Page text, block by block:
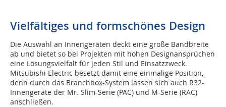
Vielfältiges und formschönes Design
Die Auswahl an Innengeräten deckt eine große Bandbreite
ab und bietet so bei Projekten mit hohen Designansprüchen
eine Lösungsvielfalt für jeden Stil und Einsatzzweck.
Mitsubishi Electric besetzt damit eine einmalige Position,
denn durch das Branchbox-System lassen sich auch R32-
Innengeräte der Mr. Slim-Serie (PAC) und M-Serie (RAC)
anschließen.